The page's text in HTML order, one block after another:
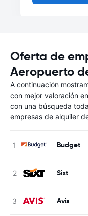
Oferta de
Aeropuerto
A continuación
con mejor valoración
con una búsqueda
empresas de alquiler
Budget
Sixt
Avis